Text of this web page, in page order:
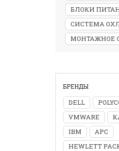
БЛОКИ
СИСТЕМА
МОНТАЖНОЕ
БРЕНДЫ
DELL
VMWARE
IBM
APC
HEWLETT